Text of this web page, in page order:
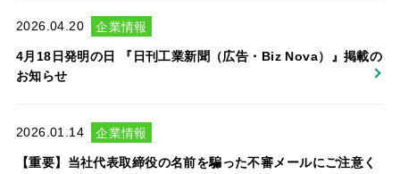
2026.04.20 企業情報
4月18日発明の日 『日刊工業新聞（広告・Biz Nova）』掲載の
お知らせ
2026.01.14 企業情報
【重要】当社代表取締役の名前を騙った不審メールにご注意く